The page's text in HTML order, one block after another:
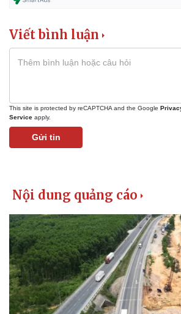
Viết bình luận
This site is protected by reCAPTCHA and the Google
Service apply.
Gửi tin